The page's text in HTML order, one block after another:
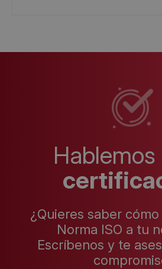
Hablemos
¿Quieres saber
Norma ISO a tu
Escríbenos y te